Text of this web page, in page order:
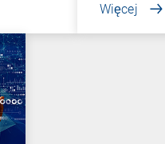
Więcej